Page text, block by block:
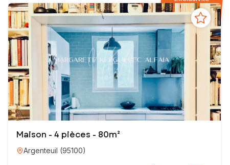
EI - Agent commercial - 792 501 645 RSAC PONTOISE
Maison - 4 pièces - 80m²
Argenteuil (95100)